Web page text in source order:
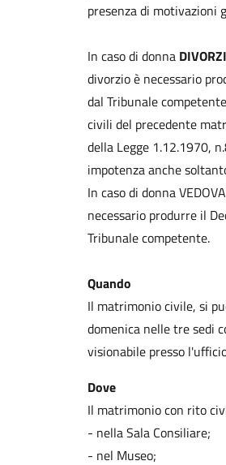
presenza di motivazioni
In caso di donna
divorzio è necessario
dal Tribunale
civili del precedente
della Legge 1.12.1970,
impotenza anche
In caso di donna
necessario produrre il
Tribunale competente.
Quando
Il matrimonio civile, si
domenica nelle tre sedi
visionabile presso
Dove
Il matrimonio con rito
- nella Sala Consiliare;
- nel Museo;